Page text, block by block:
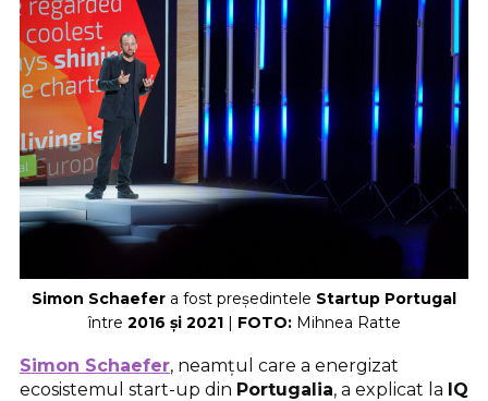
Simon Schaefer a fost președintele Startup Portugal
între 2016 și 2021| FOTO:Mihnea Ratte
Simon Schaefer, neamțul care a energizat
ecosistemul start-up din Portugalia, a explicat la IQ